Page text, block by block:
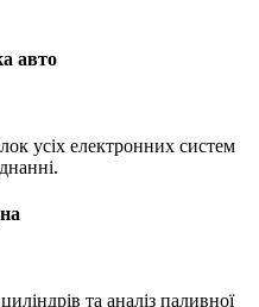
авто
усіх електронних систем
та аналіз паливної